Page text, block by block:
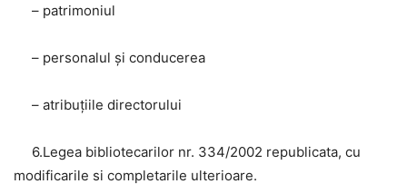
– patrimoniul
– personalul și conducerea
– atribuțiile directorului
6.Legea bibliotecarilor nr. 334/2002 republicata, cu
modificarile si completarile ulterioare.